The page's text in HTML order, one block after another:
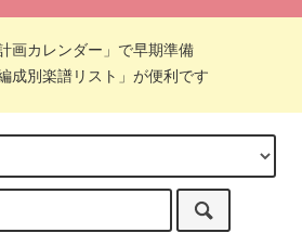
計画カレンダー」で早期準備
成別楽譜リスト」が便利です